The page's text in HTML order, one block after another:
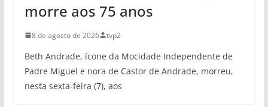
morre aos 75 anos
8 de agosto de 2026 tvp2
Beth Andrade, ícone da Mocidade Independente de
Padre Miguel e nora de Castor de Andrade, morreu,
nesta sexta-feira (7), aos